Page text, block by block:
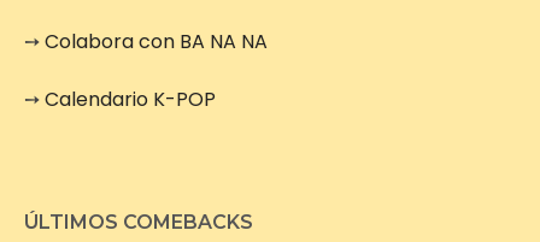
➙Colabora con BA NA NA
➙Calendario K-POP
ÚLTIMOS COMEBACKS